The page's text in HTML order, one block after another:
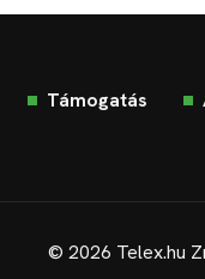
Támogatás
© 2026 Telex.hu